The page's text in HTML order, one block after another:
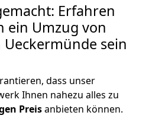
Erfahren
ein Umzug von
sein
dass unser
Ihnen nahezu alles zu
Preisanbieten können.